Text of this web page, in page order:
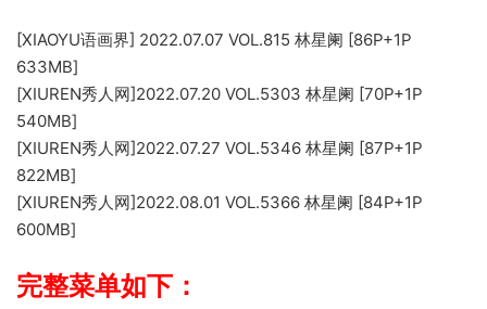
[XIAOYU语画界] 2022.07.07 VOL.815 林星阑 [86P+1P
633MB]
[XIUREN秀人网]2022.07.20 VOL.5303 林星阑 [70P+1P
540MB]
[XIUREN秀人网]2022.07.27 VOL.5346 林星阑 [87P+1P
822MB]
[XIUREN秀人网]2022.08.01 VOL.5366 林星阑 [84P+1P
600MB]
完整菜单如下：